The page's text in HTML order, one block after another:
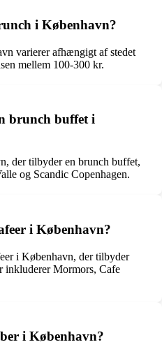
i København?
varierer afhængigt af stedet
mellem 100-300 kr.
brunch buffet i
der tilbyder en brunch buffet,
og Scandic Copenhagen.
i København?
i København, der tilbyder
inkluderer Mormors, Cafe
i København?